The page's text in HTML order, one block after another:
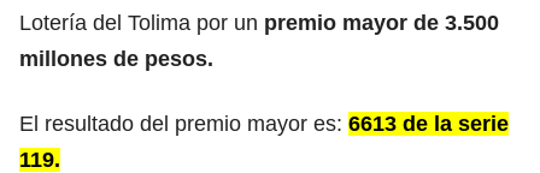
Lotería del Tolima por un premio mayor de 3.500
millones de pesos.
El resultado del premio mayor es: 6613 de la serie
119.